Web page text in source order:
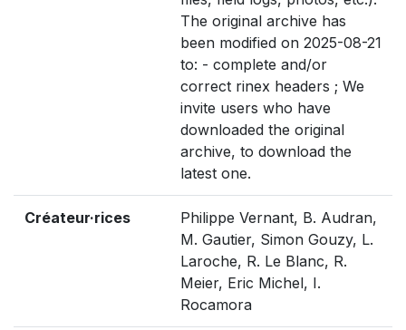
The original archive has
been modified on 2025-08-21
to: - complete and/or
correct rinex headers ; We
invite users who have
downloaded the original
archive, to download the
latest one.
Créateur·rices
Philippe Vernant, B. Audran,
M. Gautier, Simon Gouzy, L.
Laroche, R. Le Blanc, R.
Meier, Eric Michel, I.
Rocamora